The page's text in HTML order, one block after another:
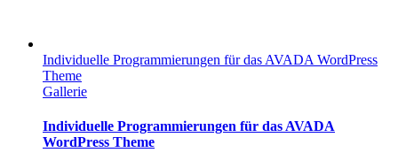
Individuelle Programmierungen für das AVADA WordPress
Theme
Gallerie
Individuelle Programmierungen für das AVADA
WordPress Theme